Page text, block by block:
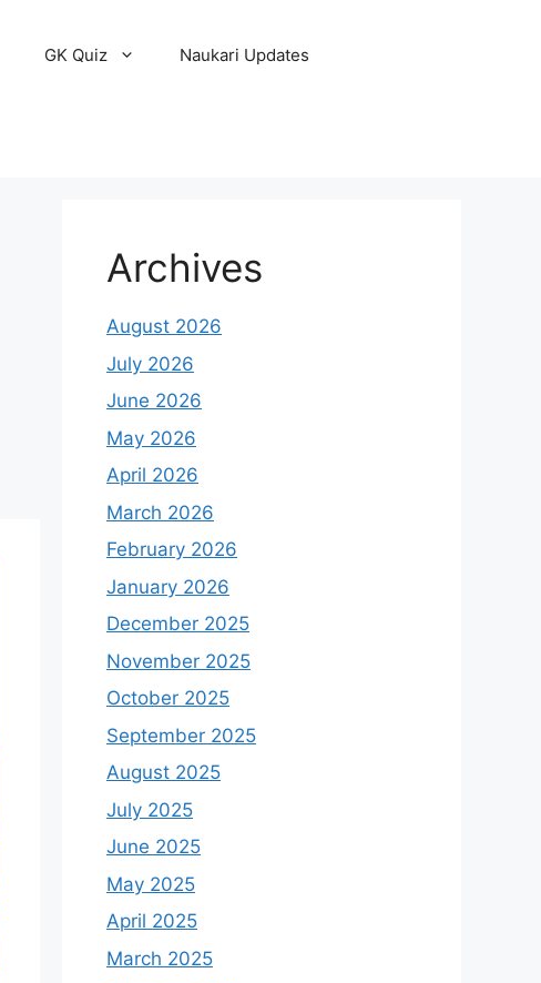
GK Quiz Naukari Updates
Archives
August 2026
July 2026
June 2026
May 2026
April 2026
March 2026
February 2026
January 2026
December 2025
November 2025
October 2025
September 2025
August 2025
July 2025
June 2025
May 2025
April 2025
March 2025